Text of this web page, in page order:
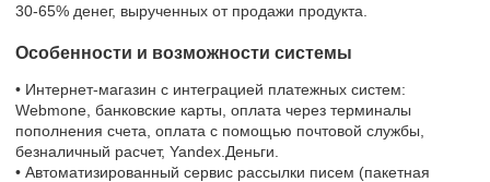
30-65% денег, вырученных от продажи продукта.
Особенности и возможности системы
• Интернет-магазин с интеграцией платежных систем:
Webmone, банковские карты, оплата через терминалы
пополнения счета, оплата с помощью почтовой службы,
безналичный расчет, Yandex.Деньги.
• Автоматизированный сервис рассылки писем (пакетная